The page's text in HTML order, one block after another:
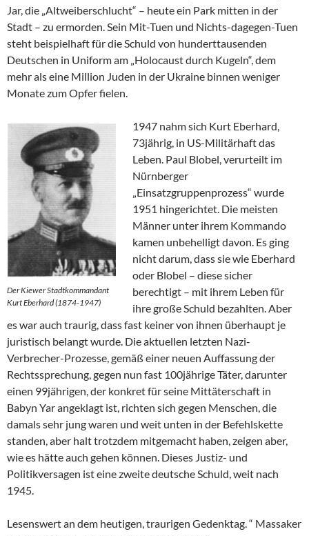
Jar, die „Altweiberschlucht“ – heute ein Park mitten in der
Stadt – zu ermorden. Sein Mit-Tuen und Nichts-dagegen-Tuen
steht beispielhaft für die Schuld von hunderttausenden
Deutschen in Uniform am „Holocaust durch Kugeln“, dem
mehr als eine Million Juden in der Ukraine binnen weniger
Monate zum Opfer fielen.
Der Kiewer Stadtkommandant
Kurt Eberhard (1874-1947)
1947 nahm sich Kurt Eberhard,
73jährig, in US-Militärhaft das
Leben. Paul Blobel, verurteilt im
Nürnberger
„Einsatzgruppenprozess“ wurde
1951 hingerichtet. Die meisten
Männer unter ihrem Kommando
kamen unbehelligt davon. Es ging
nicht darum, dass sie wie Eberhard
oder Blobel – diese sicher
berechtigt – mit ihrem Leben für
ihre große Schuld bezahlten. Aber
es war auch traurig, dass fast keiner von ihnen überhaupt je
juristisch belangt wurde. Die aktuellen letzten Nazi-
Verbrecher-Prozesse, gemäß einer neuen Auffassung der
Rechtssprechung, gegen nun fast 100jährige Täter, darunter
einen 99jährigen, der konkret für seine Mittäterschaft in
Babyn Yar angeklagt ist, richten sich gegen Menschen, die
damals sehr jung waren und weit unten in der Befehlskette
standen, aber halt trotzdem mitgemacht haben, zeigen aber,
wie es hätte auch gehen können. Dieses Justiz- und
Politikversagen ist eine zweite deutsche Schuld, weit nach
1945.
Lesenswert an dem heutigen, traurigen Gedenktag. “ Massaker